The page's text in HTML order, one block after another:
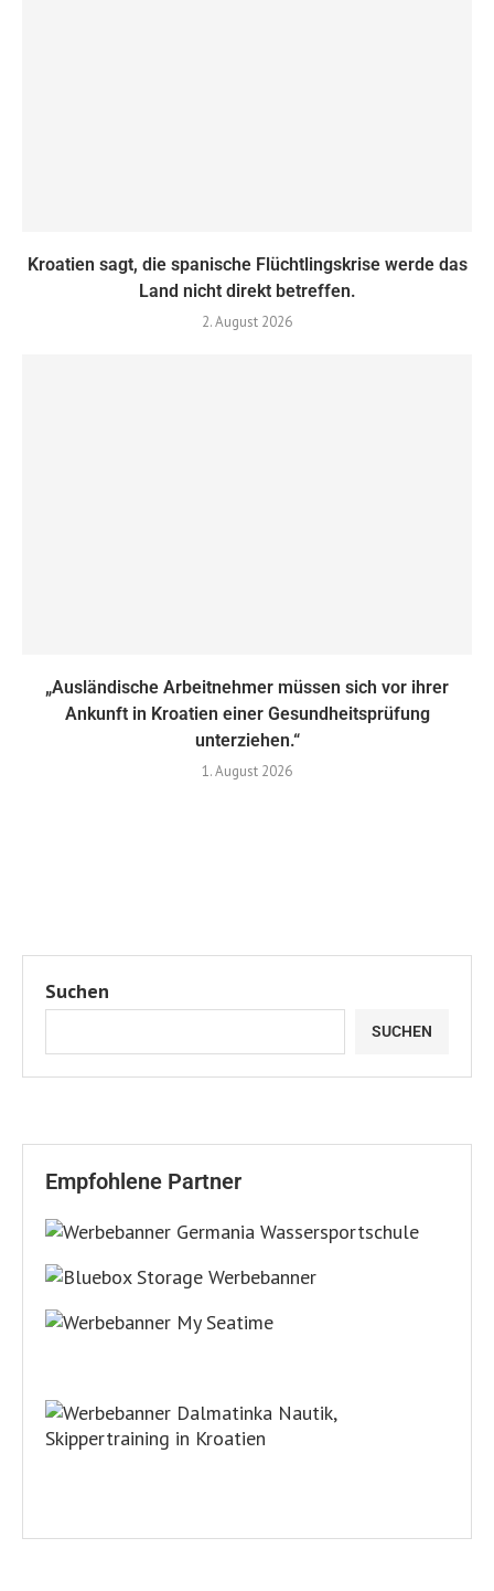
Kroatien sagt, die spanische Flüchtlingskrise werde das
Land nicht direkt betreffen.
2. August 2026
„Ausländische Arbeitnehmer müssen sich vor ihrer
Ankunft in Kroatien einer Gesundheitsprüfung
unterziehen.“
1. August 2026
Suchen
SUCHEN
Empfohlene Partner